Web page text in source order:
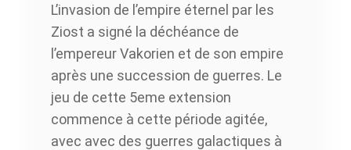
L’invasion de l’empire éternel par les
Ziost a signé la déchéance de
l’empereur Vakorien et de son empire
après une succession de guerres. Le
jeu de cette 5eme extension
commence à cette période agitée,
avec avec des guerres galactiques à